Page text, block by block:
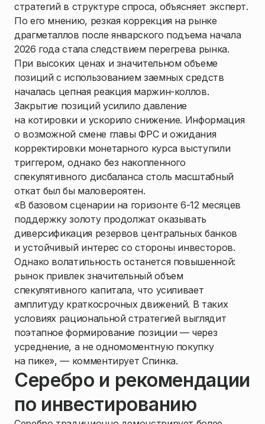
стратегий в структуре спроса, объясняет эксперт.
По его мнению, резкая коррекция на рынке
драгметаллов после январского подъема начала
2026 года стала следствием перегрева рынка.
При высоких ценах и значительном объеме
позиций с использованием заемных средств
началась цепная реакция маржин-коллов.
Закрытие позиций усилило давление
на котировки и ускорило снижение. Информация
о возможной смене главы ФРС и ожидания
корректировки монетарного курса выступили
триггером, однако без накопленного
спекулятивного дисбаланса столь масштабный
откат был бы маловероятен.
«В базовом сценарии на горизонте 6-12 месяцев
поддержку золоту продолжат оказывать
диверсификация резервов центральных банков
и устойчивый интерес со стороны инвесторов.
Однако волатильность останется повышенной:
рынок привлек значительный объем
спекулятивного капитала, что усиливает
амплитуду краткосрочных движений. В таких
условиях рациональной стратегией выглядит
поэтапное формирование позиции — через
усреднение, а не одномоментную покупку
на пике», — комментирует Спинка.
Серебро и рекомендации
по инвестированию